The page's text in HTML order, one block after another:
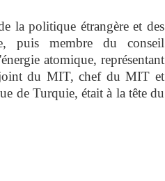
la politique étrangère et des
puis membre du conseil
atomique, représentant
du MIT, chef du MIT et
de Turquie, était à la tête du